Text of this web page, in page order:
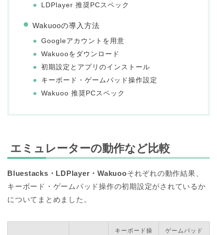
LDPlayer 推奨PCスペック
Wakuooの導入方法
Googleアカウントを用意
Wakuooをダウンロード
初期設定とアプリのインストール
キーボード・ゲームパッド操作設定
Wakuoo 推奨PCスペック
エミュレーターの動作など比較
Bluestacks・ LDPlayer・Wakuooそれぞれの動作結果、
キーボード・ゲームパッド操作の初期設定がされているか
についてまとめました。
キーボード操
ゲームパッド